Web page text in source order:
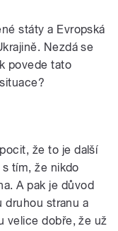
státy a Evropská
Nezdá se
povede tato
že to je další
tím, že nikdo
A pak je důvod
druhou stranu a
velice dobře, že už